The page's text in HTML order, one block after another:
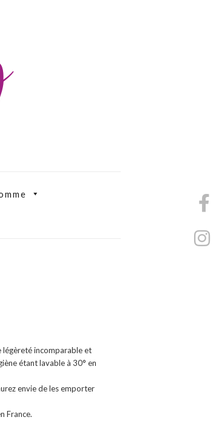
légèreté incomparable et
étant lavable à 30° en
envie de les emporter
France.